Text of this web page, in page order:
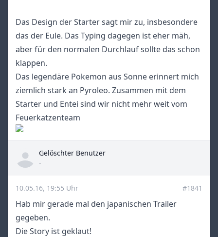
Das Design der Starter sagt mir zu, insbesondere
das der Eule. Das Typing dagegen ist eher mäh,
aber für den normalen Durchlauf sollte das schon
klappen.
Das legendäre Pokemon aus Sonne erinnert mich
ziemlich stark an Pyroleo. Zusammen mit dem
Starter und Entei sind wir nicht mehr weit vom
Feuerkatzenteam
Gelöschter Benutzer
Title
-
10.05.16, 19:55 Uhr #1841
Hab mir gerade mal den japanischen Trailer
gegeben.
Die Story ist geklaut!